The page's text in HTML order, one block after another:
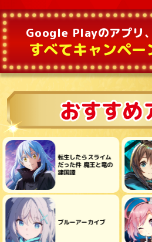
Google Playのアプリ
すべてキャンペー
転生したらスライム
だった件 魔王と竜の
建国譚
ブルーアーカイブ